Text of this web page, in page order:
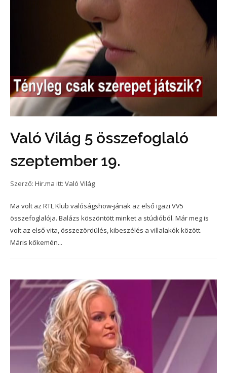
Való Világ 5 összefoglaló
szeptember 19.
Szerző: Hir.ma itt: Való Világ
Ma volt az RTL Klub valóságshow-jának az első igazi VV5
összefoglalója. Balázs köszöntött minket a stúdióból. Már meg is
volt az első vita, összezördülés, kibeszélés a villalakók között.
Máris kőkemén...